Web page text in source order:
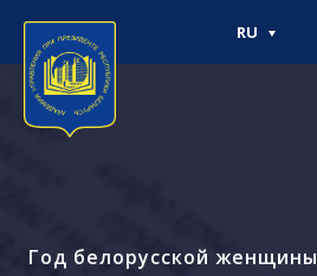
Год белорусской женщины
RU